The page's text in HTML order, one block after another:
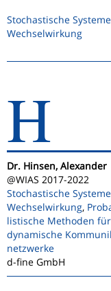
Stochastische
Wechselwirkung
H
Dr. Hinsen, Alexander
@WIAS 2017-2022
Stochastische
Wechselwirkung,
listische Methoden für
dynamische
netzwerke
d-fine GmbH